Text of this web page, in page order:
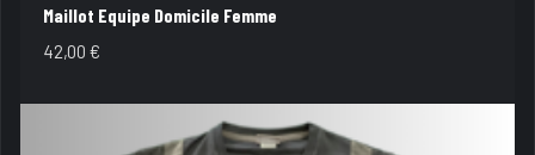
Maillot Equipe Domicile Femme
42,00€